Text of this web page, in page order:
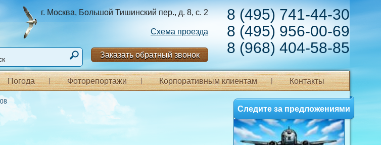
8 (495) 741-44-30
8 (495) 956-00-69
8 (968) 404-58-85
г. Москва, Большой Тишинский пер., д. 8, с. 2
Схема проезда
Заказать обратный звонок
Погода Фоторепортажи Корпоративным клиентам Контакты
Следите за предложениями